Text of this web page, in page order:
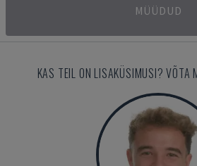
MÜÜDUD
KAS TEIL ON LISAKÜSIMUSI? VÕTA